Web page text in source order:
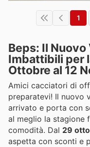
1
Beps: Il
Imbattibili per
Ottobre al 12
Amici cacciatori di
preparatevi! Il nuovo
arrivato e porta con
al meglio la stagione
comodità. Dal 29
aspetta con sconti e